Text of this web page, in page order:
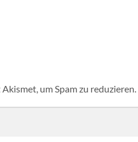
um Spam zu reduzieren.